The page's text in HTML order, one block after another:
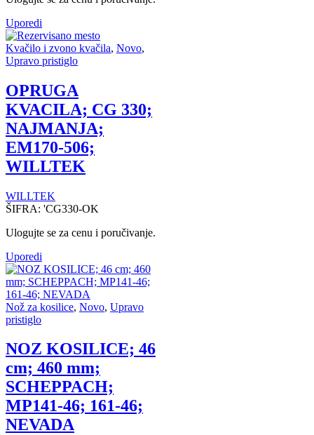
Uporedi
Kvačilo i zvono kvačila, Novo,
Upravo pristiglo
OPRUGA
KVACILA; CG 330;
NAJMANJA;
EM170-506;
WILLTEK
WILLTEK
ŠIFRA: 'CG330-OK
Ulogujte se za cenu i poručivanje.
Uporedi
Nož za kosilice, Novo, Upravo
pristiglo
NOZ KOSILICE; 46
cm; 460 mm;
SCHEPPACH;
MP141-46; 161-46;
NEVADA